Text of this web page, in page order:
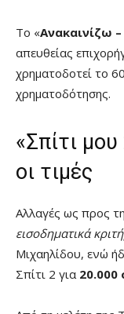
Το «Ανακαινίζω
απευθείας
χρηματοδοτεί το
χρηματοδότησης.
«Σπίτι
οι τιμές
Αλλαγές ως προς
εισοδηματικά
Μιχαηλίδου, ενώ
Σπίτι 2 για 20.000